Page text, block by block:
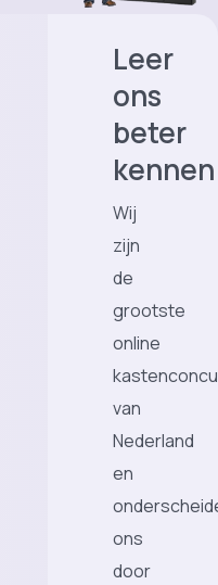
Leer
ons
beter
kennen
Wij
zijn
de
grootste
online
van
Nederland
en
ons
door